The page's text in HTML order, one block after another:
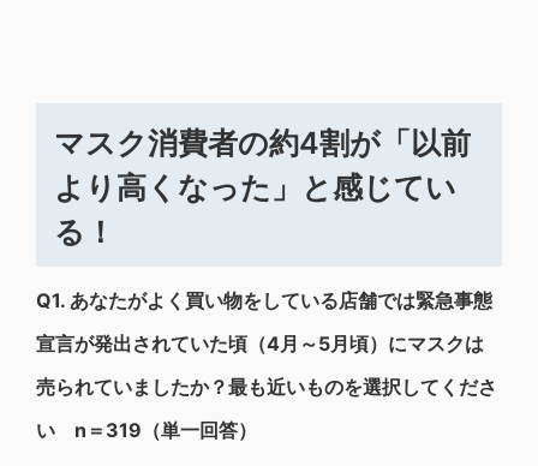
マスク消費者の約4割が「以前
より高くなった」と感じてい
る！
Q1. あなたがよく買い物をしている店舗では緊急事態
宣言が発出されていた頃（4月～5月頃）にマスクは
売られていましたか？最も近いものを選択してくださ
い n＝319（単一回答）